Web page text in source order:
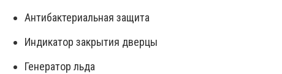
Антибактериальная защита
Индикатор закрытия дверцы
Генератор льда